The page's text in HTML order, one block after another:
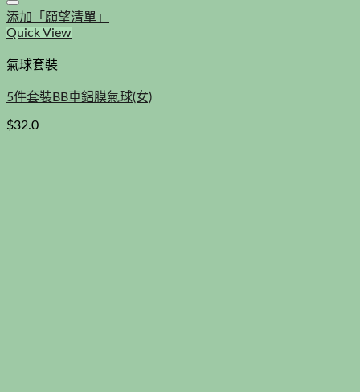
添加「願望清單」
Quick View
氣球套裝
5件套裝BB車鋁膜氣球(女)
$32.0